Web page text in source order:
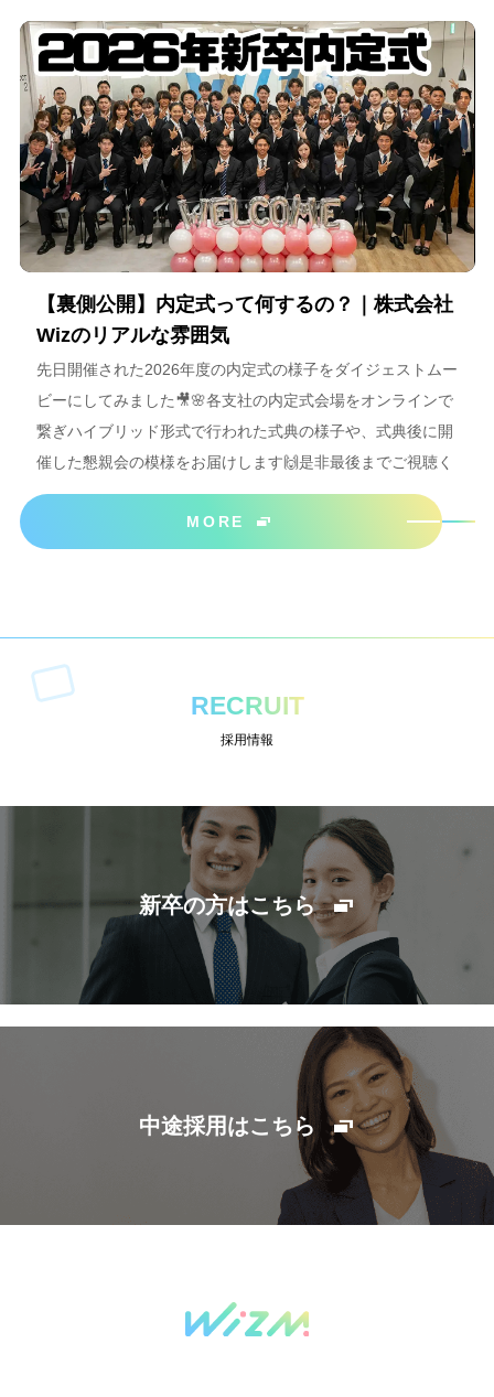
【裏側公開】内定式って何するの？｜株式会社
Wizのリアルな雰囲気
先日開催された2026年度の内定式の様子をダイジェストムー
ビーにしてみました🎥🌸各支社の内定式会場をオンラインで
繋ぎハイブリッド形式で行われた式典の様子や、式典後に開
催した懇親会の模様をお届けします🙌是非最後までご視聴く
ださいね＾＾
MORE
RECRUIT
採用情報
新卒の方はこちら
中途採用はこちら